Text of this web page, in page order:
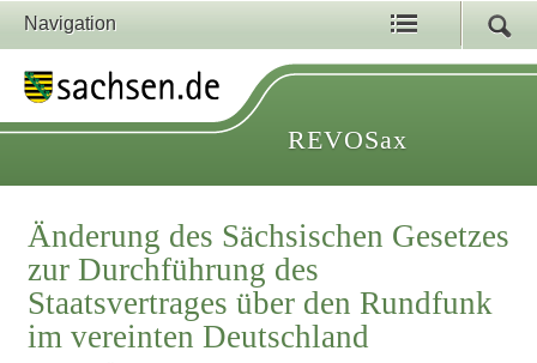
Navigation
REVOSax
Änderung des Sächsischen Gesetzes
zur Durchführung des
Staatsvertrages über den Rundfunk
im vereinten Deutschland